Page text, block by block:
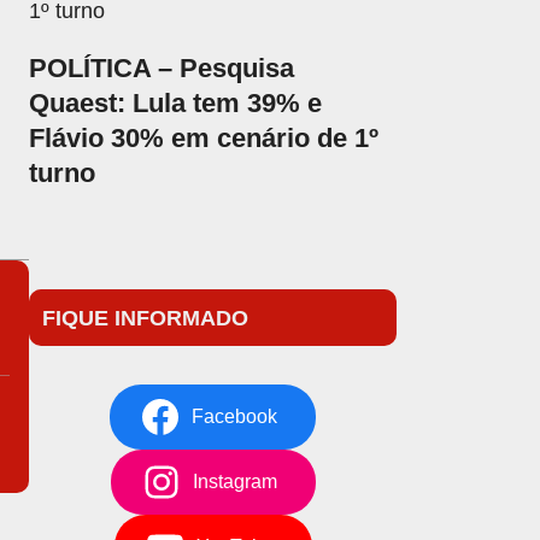
POLÍTICA – Pesquisa
Quaest: Lula tem 39% e
Flávio 30% em cenário de 1º
turno
FIQUE INFORMADO
Facebook
Instagram